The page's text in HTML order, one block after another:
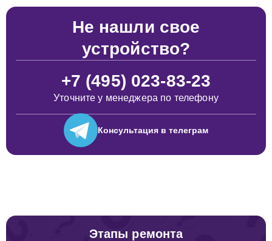
Не нашли свое
устройство?
+7 (495) 023-83-23
Уточните у менеджера по телефону
Консультация в телеграм
Этапы ремонта